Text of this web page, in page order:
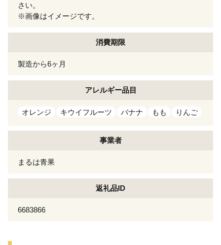
さい。
※画像はイメージです。
消費期限
製造から6ヶ月
アレルギー品目
オレンジ キウイフルーツ バナナ もも りんご
事業者
まるは青果
返礼品ID
6683866